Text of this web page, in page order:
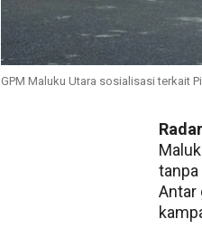
GPM Maluku Utara sosialisasi terkait
tanpa
Antar